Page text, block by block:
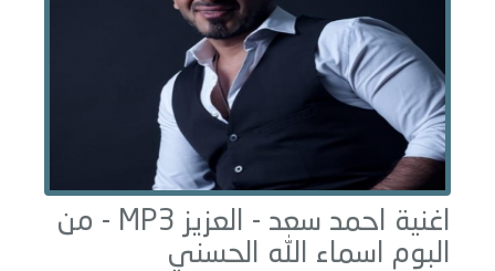
اغنية احمد سعد - العزيز
MP3 - من
البوم اسماء الله الحسني